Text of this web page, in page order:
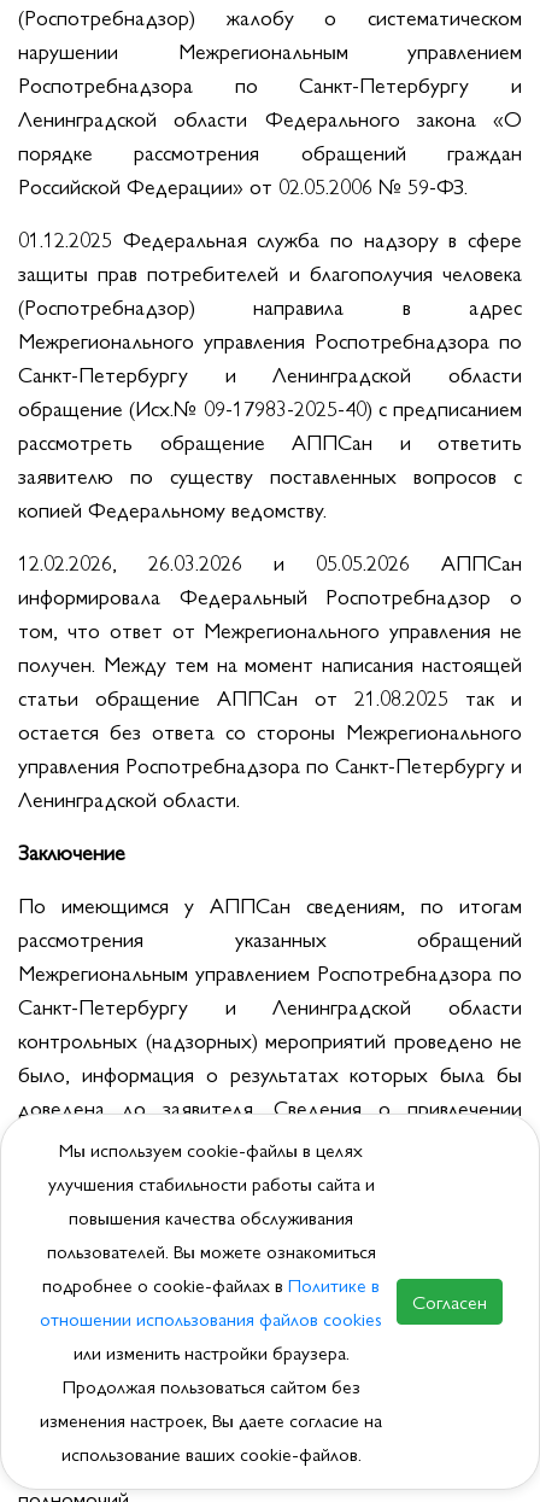
(Роспотребнадзор) жалобу о систематическом
нарушении Межрегиональным управлением
Роспотребнадзора по Санкт-Петербургу и
Ленинградской области Федерального закона «О
порядке рассмотрения обращений граждан
Российской Федерации» от 02.05.2006 № 59-ФЗ.
01.12.2025 Федеральная служба по надзору в сфере
защиты прав потребителей и благополучия человека
(Роспотребнадзор) направила в адрес
Межрегионального управления Роспотребнадзора по
Санкт-Петербургу и Ленинградской области
обращение (Исх.№ 09-17983-2025-40) с предписанием
рассмотреть обращение АППСан и ответить
заявителю по существу поставленных вопросов с
копией Федеральному ведомству.
12.02.2026, 26.03.2026 и 05.05.2026 АППСан
информировала Федеральный Роспотребнадзор о
том, что ответ от Межрегионального управления не
получен. Между тем на момент написания настоящей
статьи обращение АППСан от 21.08.2025 так и
остается без ответа со стороны Межрегионального
управления Роспотребнадзора по Санкт-Петербургу и
Ленинградской области.
Заключение
По имеющимся у АППСан сведениям, по итогам
рассмотрения указанных обращений
Межрегиональным управлением Роспотребнадзора по
Санкт-Петербургу и Ленинградской области
контрольных (надзорных) мероприятий проведено не
было, информация о результатах которых была бы
доведена до заявителя. Сведения о привлечении
продавцов к административной ответственности или
об изъятии реально опасной продукции из оборота в
ответах ведомства отсутствуют.
Вместе с тем АППСан продолжает направлять
информацию о выявленных фактах в уполномоченные
органы в порядке, установленном законодательством
Российской Федерации, поскольку мы убеждены, что
безопасность и интересы граждан должны быть в
приоритете любого органа государственной власти
при осуществлении, возложенных на таковой
Мы используем cookie-файлы в целях
улучшения стабильности работы сайта и
повышения качества обслуживания
пользователей. Вы можете ознакомиться
подробнее о cookie-файлах в Политике в
отношении использования файлов cookies
или изменить настройки браузера.
Продолжая пользоваться сайтом без
изменения настроек, Вы даете согласие на
использование ваших cookie-файлов.
Согласен